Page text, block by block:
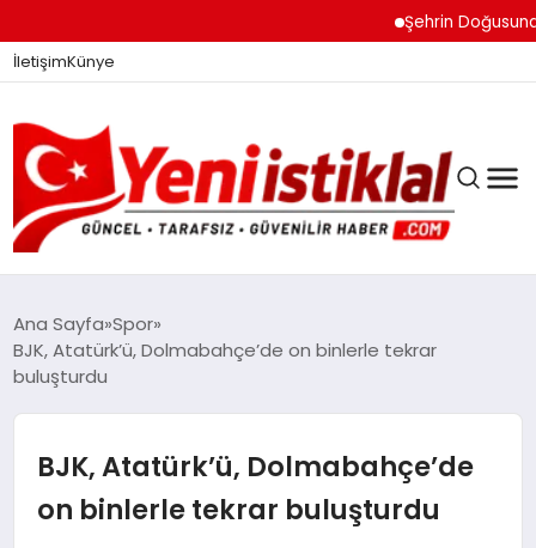
Şehrin Doğusundan
İletişimKünye
GÜNDEM
DÜNYA
Ana Sayfa Spor
BJK, Atatürk’ü, Dolmabahçe’de on binlerle tekrar
buluşturdu
BJK, Atatürk’ü, Dolmabahçe’de
on binlerle tekrar buluşturdu